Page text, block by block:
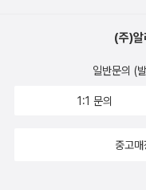
(주)알
일반문의 (
1:1 문의
중고